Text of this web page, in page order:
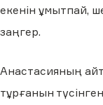
екенін ұмытпай,
заңгер.
Анастасияның
тұрғанын